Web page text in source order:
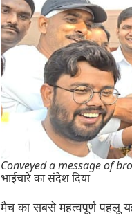
Conveyed a message of
भाईचारे का संदेश दिया
मैच का सबसे महत्वपूर्ण पहलू